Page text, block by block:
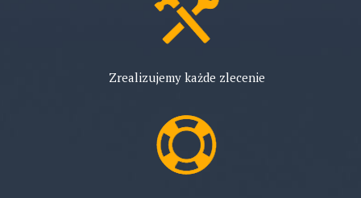
Zrealizujemy każde zlecenie